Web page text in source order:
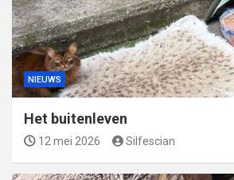
NIEUWS
Het buitenleven
12 mei 2026 Silfescian